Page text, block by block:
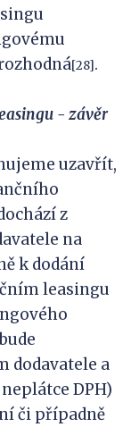
[28].
- závěr
uzavřít,
z
na
k dodání
leasingu
dodavatele a
DPH)
či případně